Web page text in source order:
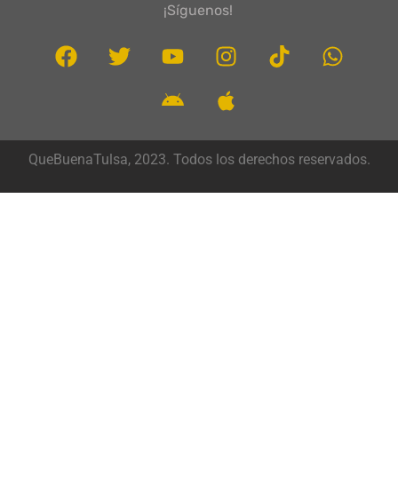
¡Síguenos!
QueBuenaTulsa, 2023. Todos los derechos reservados.